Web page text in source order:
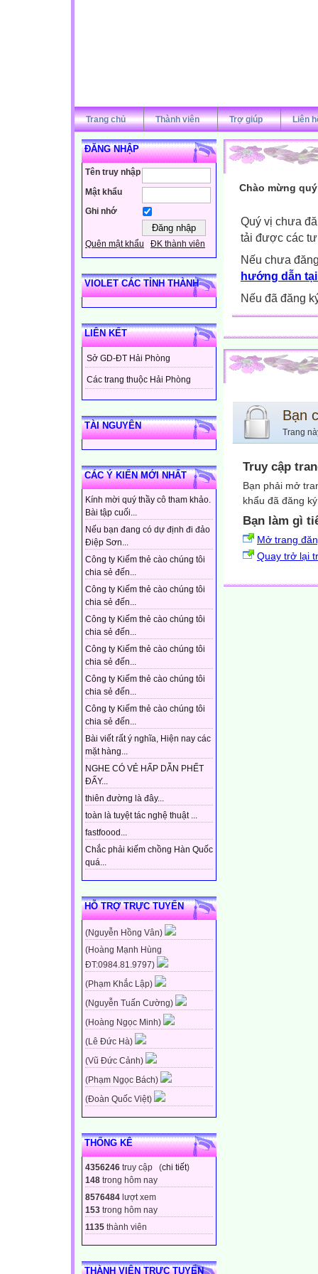
Trang chủ Thành viên Trợ giúp Liên
ĐĂNG NHẬP
Tên truy nhập
Mật khẩu
Ghi nhớ
Quên mật khẩu ĐK thành viên
VIOLET CÁC TỈNH THÀNH
LIÊN KẾT
Sở GD-ĐT Hải Phòng
Các trang thuộc Hải Phòng
TÀI NGUYÊN
CÁC Ý KIẾN MỚI NHẤT
Kính mời quý thầy cô tham khảo.
Bài tập cuối...
Nếu bạn đang có dự định đi đảo
Điệp Sơn...
Công ty Kiếm thẻ cào chúng tôi
chia sẻ đến...
Công ty Kiếm thẻ cào chúng tôi
chia sẻ đến...
Công ty Kiếm thẻ cào chúng tôi
chia sẻ đến...
Công ty Kiếm thẻ cào chúng tôi
chia sẻ đến...
Công ty Kiếm thẻ cào chúng tôi
chia sẻ đến...
Công ty Kiếm thẻ cào chúng tôi
chia sẻ đến...
Bài viết rất ý nghĩa, Hiện nay các
mặt hàng...
NGHE CÓ VẺ HẤP DẪN PHẾT
ĐẤY...
thiên đường là đây...
toàn là tuyệt tác nghệ thuật ...
fastfoood...
Chắc phải kiếm chồng Hàn Quốc
quá...
HỖ TRỢ TRỰC TUYẾN
(Nguyễn Hồng Vân)
(Hoàng Mạnh Hùng
ĐT:0984.81.9797)
(Phạm Khắc Lập)
(Nguyễn Tuấn Cường)
(Hoàng Ngọc Minh)
(Lê Đức Hà)
(Vũ Đức Cảnh)
(Phạm Ngọc Bách)
(Đoàn Quốc Việt)
THỐNG KÊ
4356246 truy cập (chi tiết)
148 trong hôm nay
8576484 lượt xem
153 trong hôm nay
1135 thành viên
THÀNH VIÊN TRỰC TUYẾN
Chào mừng
Quý vị chưa
tải được các
Nếu chưa
hướng dẫn
Nếu đã đăng
Bạn
Trang
Truy cập
Bạn phải mở
khẩu đã đăng
Bạn làm gì
Mở trang
Quay trở lại